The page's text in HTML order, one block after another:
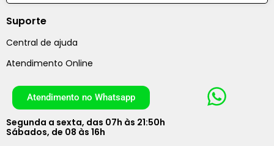
Suporte
Central de ajuda
Atendimento Online
Atendimento no Whatsapp
Segunda a sexta, das 07h às 21:50h
Sábados, de 08 às 16h